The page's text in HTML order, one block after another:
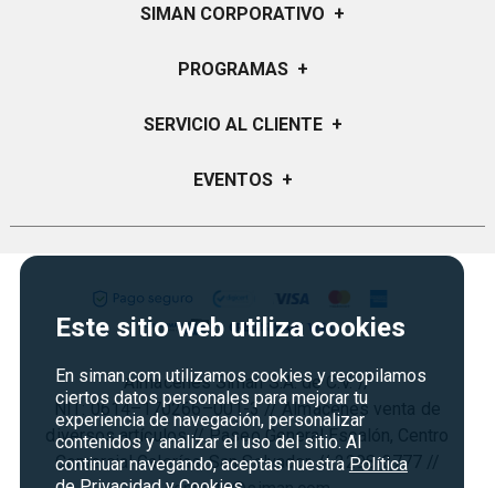
Este sitio web utiliza cookies
En siman.com utilizamos cookies y recopilamos
ciertos datos personales para mejorar tu
experiencia de navegación, personalizar
contenidos y analizar el uso del sitio. Al
continuar navegando, aceptas nuestra Política
SIMAN CORPORATIVO +
Quiénes Somos
Sucursales
PROGRAMAS +
Certificados de Regalo
Credisiman
Vende en Marketplace
SERVICIO AL CLIENTE +
Preguntas Frecuentes
Política de Privacidad
Derecho de Retracto
Condiciones de uso
Términos y condiciones
EVENTOS +
Cyber Monday
Agosto es diversión
Almacenes Siman S.A. de C.V. //
NIT: 0614–170266–001-3 // Almacenes venta de
diversos artículos // Paseo General Escalón, Centro
Comercial Galerías, San Salvador. // 2298-3777 //